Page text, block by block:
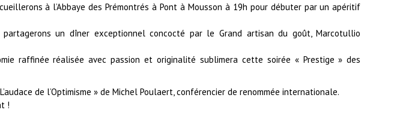
à l’Abbaye des Prémontrés à Pont à Mousson à 19h pour débuter par un apéritif
partagerons un dîner exceptionnel concocté par le Grand artisan du goût, Marcotullio
raffinée réalisée avec passion et originalité sublimera cette soirée « Prestige » des
de l’Optimisme » de Michel Poulaert, conférencier de renommée internationale.
!